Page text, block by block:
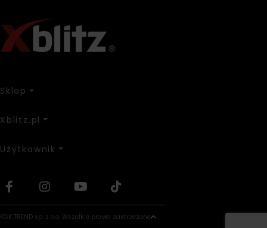
Sklep
Xblitz.pl
Użytkownik
KGK TREND sp. z o.o. Wszelkie prawa zastrzeżone